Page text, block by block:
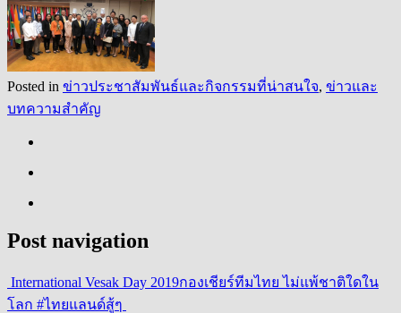
Posted in ข่าวประชาสัมพันธ์และกิจกรรมที่น่าสนใจ, ข่าวและ
บทความสำคัญ
Post navigation
International Vesak Day 2019กองเชียร์ทีมไทย ไม่แพ้ชาติใดใน
โลก #ไทยแลนด์สู้ๆ